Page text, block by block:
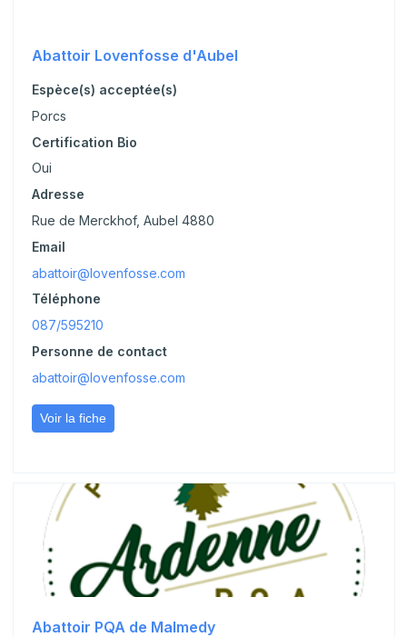
Abattoir Lovenfosse d'Aubel
Espèce(s) acceptée(s)
Porcs
Certification Bio
Oui
Adresse
Rue de Merckhof, Aubel 4880
Email
abattoir@lovenfosse.com
Téléphone
087/595210
Personne de contact
abattoir@lovenfosse.com
Voir la fiche
Abattoir PQA de Malmedy